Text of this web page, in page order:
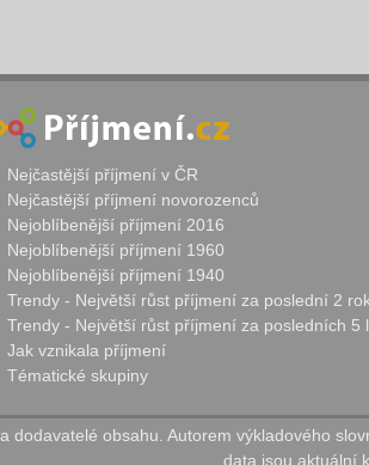
Nejčastější příjmení v ČR
Nejčastější příjmení novorozenců
Nejoblíbenější příjmení 2016
Nejoblíbenější příjmení 1960
Nejoblíbenější příjmení 1940
Trendy - Největší růst příjmení za poslední 2
Trendy - Největší růst příjmení za posledních 5
Jak vznikala příjmení
Tématické skupiny
dodavatelé obsahu. Autorem výkladového
data jsou aktuální